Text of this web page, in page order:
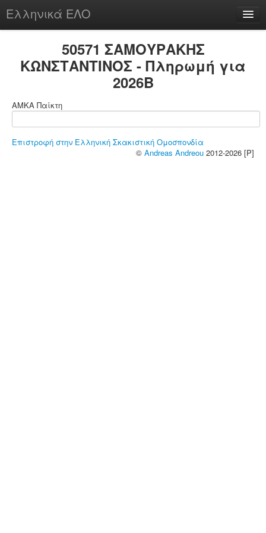
Ελληνικά ΕΛΟ
50571 ΣΑΜΟΥΡΑΚΗΣ
ΚΩΝΣΤΑΝΤΙΝΟΣ - Πληρωμή για
2026B
ΑΜΚΑ Παίκτη
Επιστροφή στην Ελληνική Σκακιστική Ομοσπονδία
© Andreas Andreou 2012-2026 [P]